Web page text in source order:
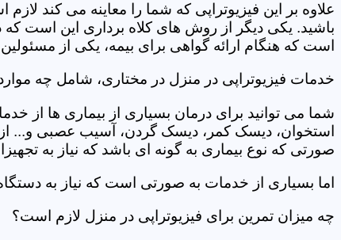
علاوه بر این فیزیوتراپی که شما را معاینه می کند
باشید. یکی دیگر از روش های کلاه برداری این است که
است که هنگام ارائه گواهی برای بیمه، یکی از
خدمات فیزیوتراپی در منزل در مختاری، شامل چه
شما می توانید برای درمان بسیاری از بیماری ها از
استخوان، دیسک کمر، دیسک گردن، آسیب عصبی و... از
صورتی که نوع بیماری به گونه ای باشد که نیاز به
اما بسیاری از خدمات به صورتی است که نیاز به
چه میزان تمرین برای فیزیوتراپی در منزل لازم است؟